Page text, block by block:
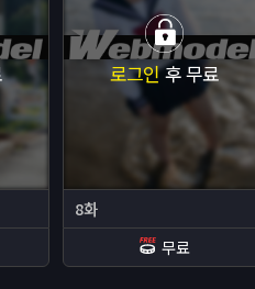
로그인후 무료
8화
무료